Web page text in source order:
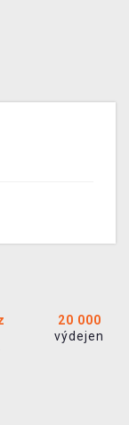
20 000
výdejen